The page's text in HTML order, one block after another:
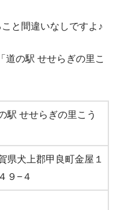
と間違いなしですよ♪
道の駅 せせらぎの里こ
駅 せせらぎの里こう
県犬上郡甲良町金屋１
９−４